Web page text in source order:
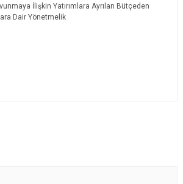
İlişkin Yatırımlara Ayrılan Bütçeden
Dair Yönetmelik